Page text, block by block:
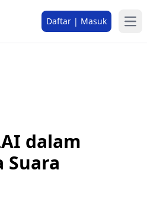
Daftar | Masuk
dalam
Suara